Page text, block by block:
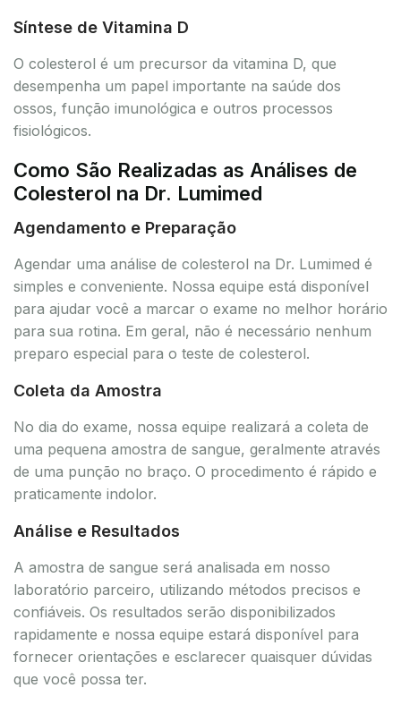
Síntese de Vitamina D
O colesterol é um precursor da vitamina D, que
desempenha um papel importante na saúde dos
ossos, função imunológica e outros processos
fisiológicos.
Como São Realizadas as Análises de
Colesterol na Dr. Lumimed
Agendamento e Preparação
Agendar uma análise de colesterol na Dr. Lumimed é
simples e conveniente. Nossa equipe está disponível
para ajudar você a marcar o exame no melhor horário
para sua rotina. Em geral, não é necessário nenhum
preparo especial para o teste de colesterol.
Coleta da Amostra
No dia do exame, nossa equipe realizará a coleta de
uma pequena amostra de sangue, geralmente através
de uma punção no braço. O procedimento é rápido e
praticamente indolor.
Análise e Resultados
A amostra de sangue será analisada em nosso
laboratório parceiro, utilizando métodos precisos e
confiáveis. Os resultados serão disponibilizados
rapidamente e nossa equipe estará disponível para
fornecer orientações e esclarecer quaisquer dúvidas
que você possa ter.